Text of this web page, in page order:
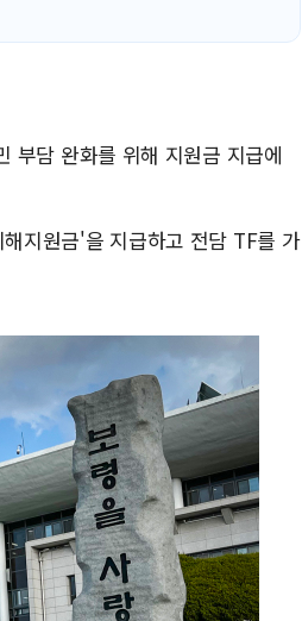
부담 완화를 위해 지원금 지급에
지원금'을 지급하고 전담 TF를 가